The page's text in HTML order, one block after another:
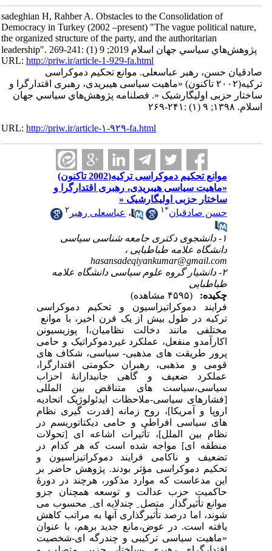
sadeghian H, Rahber A. Obstacles to the Consolidation of
Democracy in Turkey (2002 –present) "The vague political nature,
the organized structure of the party, and the authoritarian
leadership". پژوهش‌هاي سياسي جهان اسلام 2019; 9 (1) :241-269
URL:http://priw.ir/article-1-929-fa.html
صادقیان حسن، رهبر عباسعلی. موانع تحکیم دموکراسی
ترکیه(۲۰۰۲ تاکنون) «ماهیت سیاسی هیبریدی، رهبری اقتدارگرا و
ساختار حزبی اولیگارشیک «. فصلنامه پژوهش‌هاي سياسي جهان
اسلام. ۱۳۹۸; ۹ (۱) :۲۴۱-۲۶۹
URL:http://priw.ir/article-۱-۹۲۹-fa.html
موانع تحکیم دموکراسی ترکیه(2002 تاکنون)
«ماهیت سیاسی هیبریدی، رهبری اقتدارگرا و
ساختار حزبی اولیگارشیک «
حسن صادقیان *۱ ،عباسعلی رهبر
۱- دانشجوی دکتری جامعه شناسی سیاسی
دانشگاه علامه طباطبایی ،
hasansadeqiyankumar@gmail.com
۲- دانشیار گروه علوم سیاسی دانشگاه علامه
طباطبایی
چکیده:
فرایند دموکراتیزاسیون و تحکیم دموکراسی
ترکیه در طول بیش از یک قرن اخیر، با موانع
مختلفی مانند دخالت نظامیان،ا پوزیسیونن
اکارآمدو منفعل، عملکرد غیردموکراتیک و حامی
پرور طریقت های مذهبی- سیاسی، شکاف های
قومی و مذهبی، رهبران حکومتی اقتدارگرا،
عملکرد ضعیف و گاهی جانبدارانۀ احزاب
سیاسی،سیاست های متناقض بین المللی
[فشارهای سیاسی-ملاحظات ایدئولوژیک اتحادیه
اروپا و آمریکا]، روح زمانه [قدرت گیری نظام
های سیاسی افراطی و حامی دیکتاتوریسم در
نظام بین الملل]، تأثیرات اشاعه ای [تحولات
منطقه ای] مواجه شده است که هر کدام در
تضعیف و ناکامی فرایند دموکراتیزاسیون و
تحکیم دموکراسی مؤثر بودند. پژوهش حاضر بر
این مدعاست که موارد مذکور، هرچند در دورۀ
حاکمیت حزب عدالت و توسعه همچنان جزو
موانع تأثیرگذار متصل ِ چندلایه ای ِ محسوب می
شوند، اما درصد تأثیرگذاری آنها به مراتب کاهش
یافته است. در عوض،مانع جدید برهم، با عنوان
«ماهیت سیاسی ترکیبی و چندرگه ای-شخصیت